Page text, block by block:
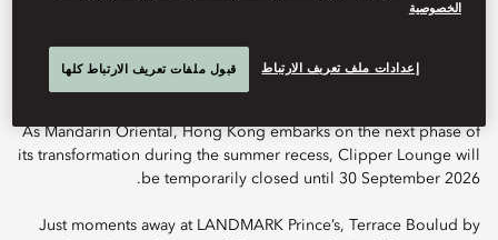
CLIPPER LOUNGE
As Mandarin Oriental, Hong Kong embarks on the next phase of
its transformation during the summer recess, Clipper Lounge will
be temporarily closed until 30 September 2026.
Just moments away at LANDMARK Prince’s, Terrace Boulud by
الخصوصية
إعدادات ملف تعريف الارتباط قبول ملفات تعريف الارتباط كلها